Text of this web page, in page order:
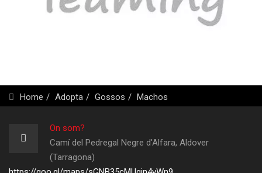
Home Adopta Gossos Machos
On som?
Camí del Pedregal Negre d'Alfara, Aldover
(Tarragona)